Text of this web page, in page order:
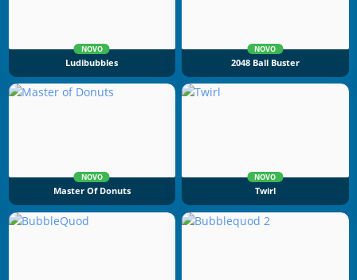
NOVO
Ludibubbles
NOVO
2048 Ball Buster
NOVO
Master Of Donuts
NOVO
Twirl